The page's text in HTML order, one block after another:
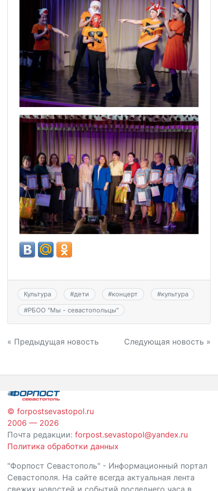
Культура #дети #концерт #культура
#РБОО "Мы - севастопольцы"
Навигация
записям
« Предыдущая новость Следующая новость »
© forpostsevastopol.ru
2006 — 2026
Почта редакции: forpost.sevastopol@yandex.ru
Политика обработки данных
"Форпост Севастополь" - Информационный портал
Севастополя. На сайте всегда актуальная лента
свежих новостей и событий последнего часа в